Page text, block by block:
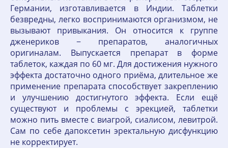
Германии, изготавливается в Индии. Таблетки
безвредны, легко воспринимаются организмом, не
вызывают привыкания. Он относится к группе
дженериков − препаратов, аналогичных
оригиналам. Выпускается препарат в форме
таблеток, каждая по 60 мг. Для достижения нужного
эффекта достаточно одного приёма, длительное же
применение препарата способствует закреплению
и улучшению достигнутого эффекта. Если ещё
существуют и проблемы с эрекцией, таблетки
можно пить вместе с виагрой, сиалисом, левитрой.
Сам по себе дапоксетин эректальную дисфункцию
не корректирует.